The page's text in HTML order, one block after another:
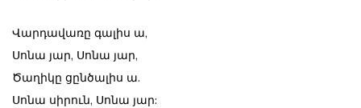
Վարդավառը գալիս ա,
Սոնա յար, Սոնա յար,
Ծաղիկը ցընծալիս ա.
Սոնա սիրուն, Սոնա յար: